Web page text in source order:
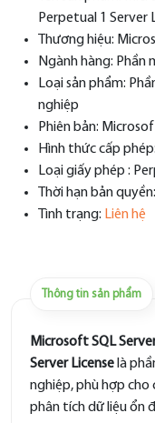
Perpetual 1 Server
Thương hiệu:
Ngành hàng: Phần
Loại sản phẩm:
nghiệp
Phiên bản:
Hình thức cấp
Loại giấy phép :
Thời hạn bản
Tình trạng: Liên hệ
Thông tin sản phẩm
Microsoft SQL
Server License là
nghiệp, phù hợp cho
phân tích dữ liệu ổn